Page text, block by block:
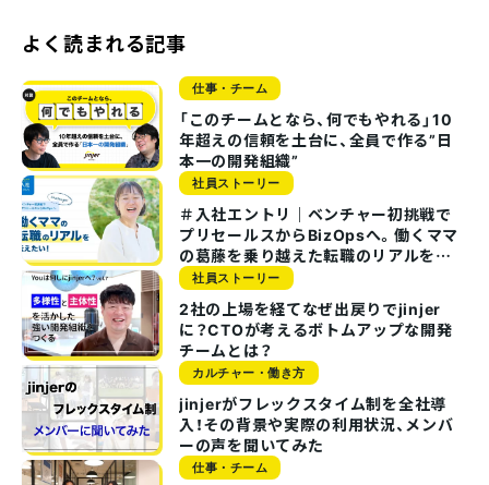
よく読まれる記事
仕事・チーム
「このチームとなら、何でもやれる」10
年超えの信頼を土台に、全員で作る”日
本一の開発組織”
社員ストーリー
＃入社エントリ｜ベンチャー初挑戦で
プリセールスからBizOpsへ。働くママ
の葛藤を乗り越えた転職のリアルを伝
えたい！
社員ストーリー
2社の上場を経てなぜ出戻りでjinjer
に？CTOが考えるボトムアップな開発
チームとは？
カルチャー・働き方
jinjerがフレックスタイム制を全社導
入！その背景や実際の利用状況、メンバ
ーの声を聞いてみた
仕事・チーム